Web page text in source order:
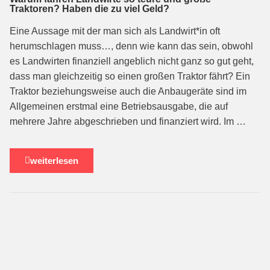
Traktoren? Haben die zu viel Geld?
Eine Aussage mit der man sich als Landwirt*in oft
herumschlagen muss…, denn wie kann das sein, obwohl
es Landwirten finanziell angeblich nicht ganz so gut geht,
dass man gleichzeitig so einen großen Traktor fährt? Ein
Traktor beziehungsweise auch die Anbaugeräte sind im
Allgemeinen erstmal eine Betriebsausgabe, die auf
mehrere Jahre abgeschrieben und finanziert wird. Im …
weiterlesen